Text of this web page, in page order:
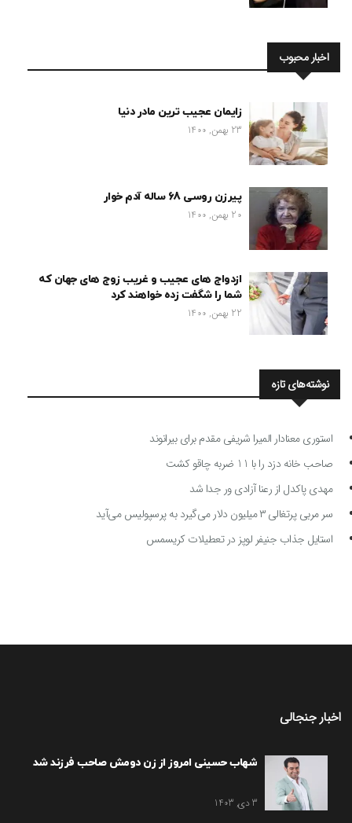
اخبار محبوب
زایمان عجیب ترین مادر دنیا
23 بهمن, 1400
پیرزن روسی 68 ساله آدم خوار
20 بهمن, 1400
ازدواج های عجیب و غریب زوج های جهان که
شما را شگفت زده خواهند کرد
22 بهمن, 1400
نوشته‌های تازه
استوری معنادار المیرا شریفی مقدم برای بیرانوند
صاحب خانه دزد را با 11 ضربه چاقو کشت
مهدی پاکدل از رعنا آزادی ور جدا شد
سر مربی پرتغالی ۳ میلیون دلار می‌گیرد به پرسپولیس می‌آید
استایل جذاب جنیفر لوپز در تعطیلات کریسمس
اخبار جنجالی
شهاب حسینی امروز از زن دومش صاحب فرزند شد
3 دی, 1403